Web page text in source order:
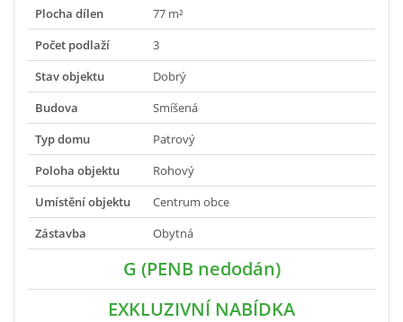
Plocha dílen
77 m²
Počet podlaží
3
Stav objektu
Dobrý
Budova
Smíšená
Typ domu
Patrový
Poloha objektu
Rohový
Umístění objektu
Centrum obce
Zástavba
Obytná
G (PENB nedodán)
EXKLUZIVNÍ NABÍDKA